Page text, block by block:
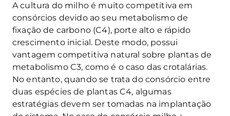
A cultura do milho é muito competitiva em
consórcios devido ao seu metabolismo de
fixação de carbono (C4), porte alto e rápido
crescimento inicial. Deste modo, possui
vantagem competitiva natural sobre plantas de
metabolismo C3, como é o caso das crotalárias.
No entanto, quando se trata do consórcio entre
duas espécies de plantas C4, algumas
estratégias devem ser tomadas na implantação